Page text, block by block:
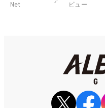
Net
ビュー